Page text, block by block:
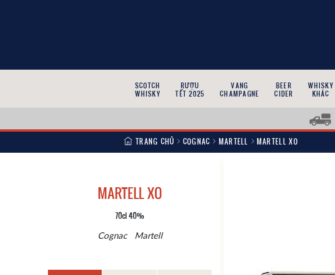
SCOTCH
WHISKY
RƯỢU
TẾT 2025
VANG
CHAMPAGNE
BEER
CIDER
WHISKY
KHÁC
TRANG CHỦ COGNAC MARTELL MARTELL XO
MARTELL XO
70cl 40%
Cognac Martell